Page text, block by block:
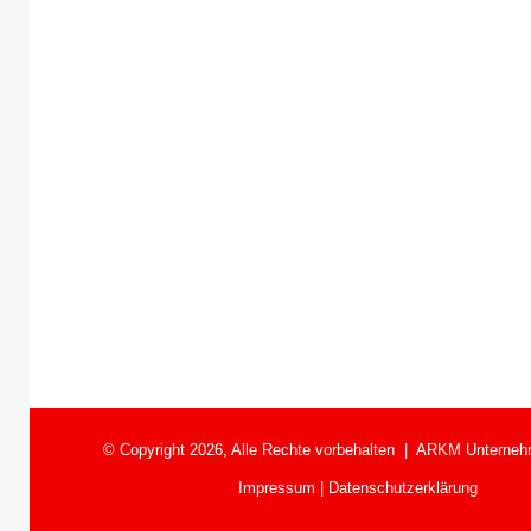
© Copyright 2026, Alle Rechte vorbehalten | ARKM
Impressum | Datenschutzerklärung